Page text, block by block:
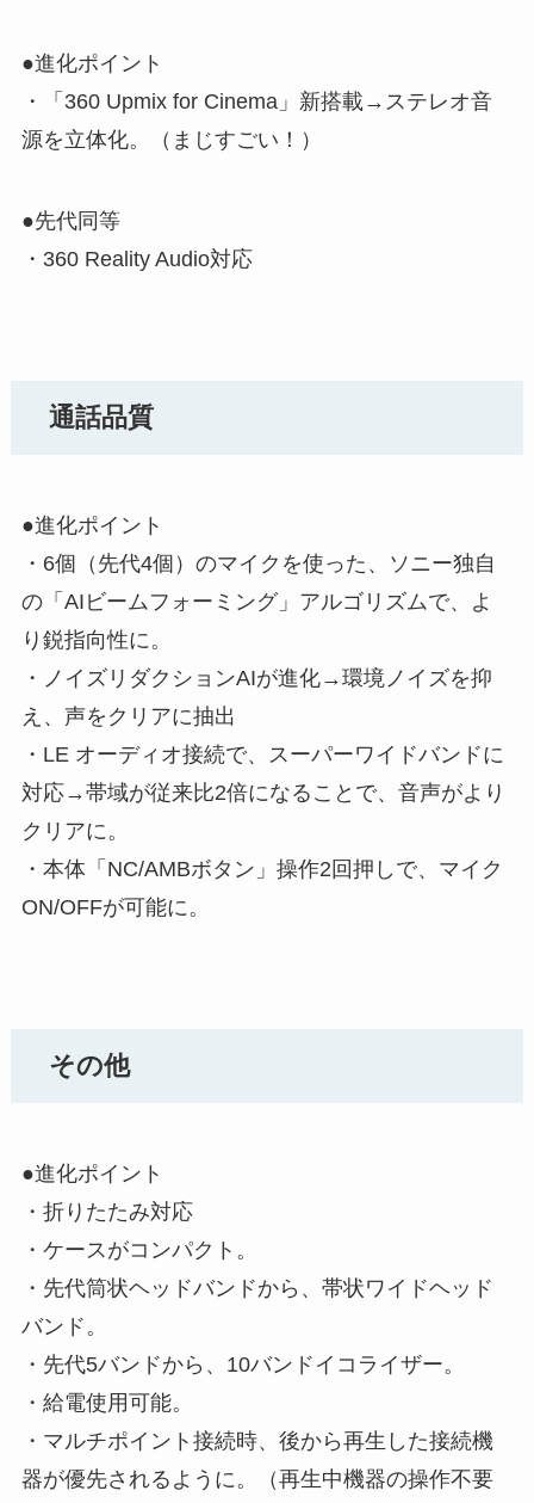
●進化ポイント
・「360 Upmix for Cinema」新搭載→ステレオ音
源を立体化。（まじすごい！）
●先代同等
・360 Reality Audio対応
通話品質
●進化ポイント
・6個（先代4個）のマイクを使った、ソニー独自
の「AIビームフォーミング」アルゴリズムで、よ
り鋭指向性に。
・ノイズリダクションAIが進化→環境ノイズを抑
え、声をクリアに抽出
・LE オーディオ接続で、スーパーワイドバンドに
対応→帯域が従来比2倍になることで、音声がより
クリアに。
・本体「NC/AMBボタン」操作2回押しで、マイク
ON/OFFが可能に。
その他
●進化ポイント
・折りたたみ対応
・ケースがコンパクト。
・先代筒状ヘッドバンドから、帯状ワイドヘッド
バンド。
・先代5バンドから、10バンドイコライザー。
・給電使用可能。
・マルチポイント接続時、後から再生した接続機
器が優先されるように。（再生中機器の操作不要